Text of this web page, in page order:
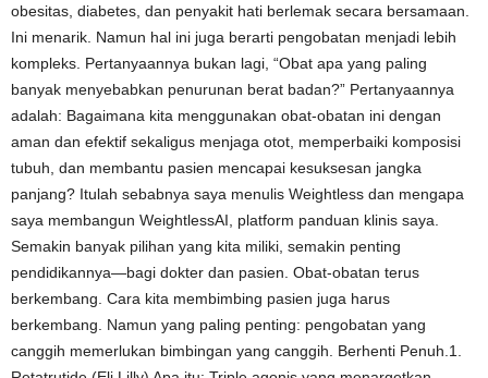
obesitas, diabetes, dan penyakit hati berlemak secara bersamaan.
Ini menarik. Namun hal ini juga berarti pengobatan menjadi lebih
kompleks. Pertanyaannya bukan lagi, “Obat apa yang paling
banyak menyebabkan penurunan berat badan?” Pertanyaannya
adalah: Bagaimana kita menggunakan obat-obatan ini dengan
aman dan efektif sekaligus menjaga otot, memperbaiki komposisi
tubuh, dan membantu pasien mencapai kesuksesan jangka
panjang? Itulah sebabnya saya menulis Weightless dan mengapa
saya membangun WeightlessAI, platform panduan klinis saya.
Semakin banyak pilihan yang kita miliki, semakin penting
pendidikannya—bagi dokter dan pasien. Obat-obatan terus
berkembang. Cara kita membimbing pasien juga harus
berkembang. Namun yang paling penting: pengobatan yang
canggih memerlukan bimbingan yang canggih. Berhenti Penuh.1.